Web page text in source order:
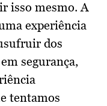
isso mesmo. A
experiência
dos
segurança,
tentamos